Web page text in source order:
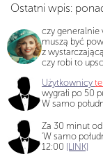
Ostatni wpis:
czy generalnie
muszą być
z
czy robi to
Użytkownicy
wygrałi po 50
W samo
Za 30 minut
'W samo
12:00 [LINK]